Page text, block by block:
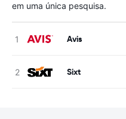
em uma única pesquisa.
Avis
Sixt